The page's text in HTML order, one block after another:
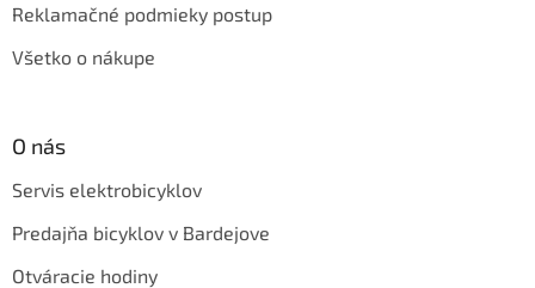
Reklamačné podmieky postup
Všetko o nákupe
O nás
Servis elektrobicyklov
Predajňa bicyklov v Bardejove
Otváracie hodiny